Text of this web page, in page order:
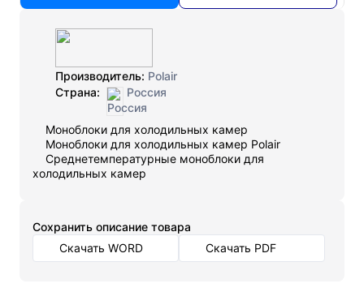
Производитель: Polair
Страна:
Россия
Моноблоки для холодильных камер
Моноблоки для холодильных камер Polair
Среднетемпературные моноблоки для
холодильных камер
Cохранить описание товара
Скачать WORD
Скачать PDF